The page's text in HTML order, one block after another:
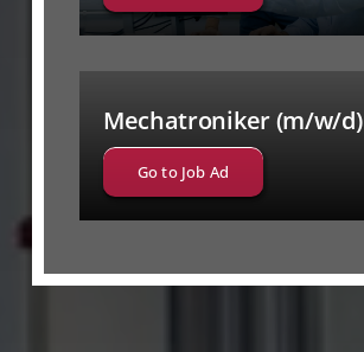
Mechatroniker (m/w/d)
Go to Job Ad